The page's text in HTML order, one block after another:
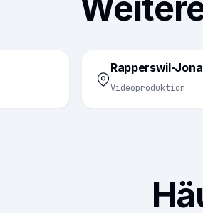
Rapperswil-Jona
Videoproduktion